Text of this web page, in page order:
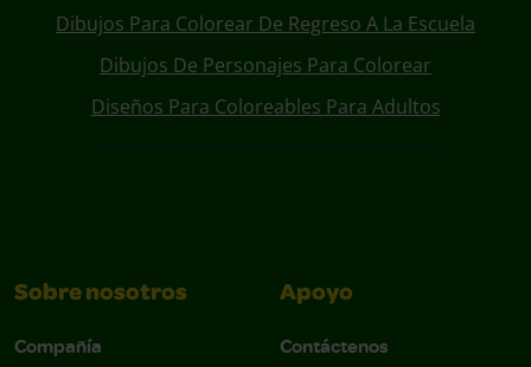
Dibujos Para Colorear De Regreso A La Escuela
Dibujos De Personajes Para Colorear
Diseños Para Coloreables Para Adultos
Sobre nosotros
Compañía
Apoyo
Contáctenos